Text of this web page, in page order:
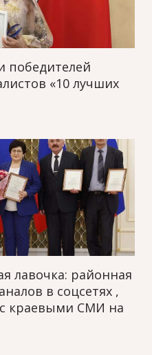
победителей
«10 лучших
лавочка: районная
в соцсетях ,
с краевыми СМИ на